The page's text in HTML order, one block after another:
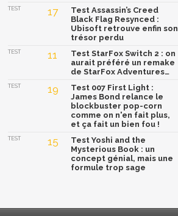
TEST 17
Test Assassin’s Creed
Black Flag Resynced :
Ubisoft retrouve enfin son
trésor perdu
TEST 11
Test StarFox Switch 2 : on
aurait préféré un remake
de StarFox Adventures…
TEST 19
Test 007 First Light :
James Bond relance le
blockbuster pop-corn
comme on n'en fait plus,
et ça fait un bien fou !
TEST 15
Test Yoshi and the
Mysterious Book : un
concept génial, mais une
formule trop sage